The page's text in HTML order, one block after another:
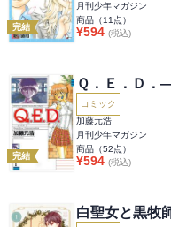
完結
月刊少年マガジン
商品（11 点）
¥594 (税込)
完結
Ｑ．Ｅ．Ｄ
コミック
加藤元浩
月刊少年マガジン
商品（52点）
¥594 (税込)
白聖女と黒牧